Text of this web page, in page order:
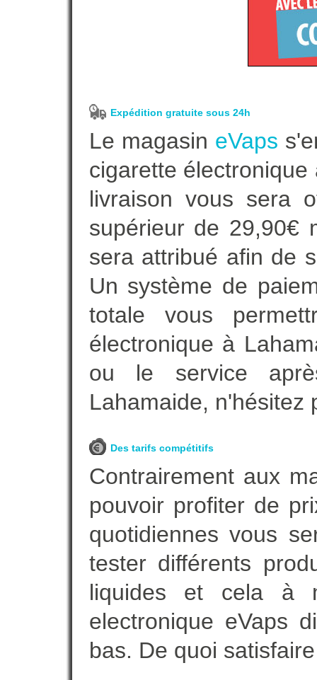
Expédition gratuite sous 24h
Le magasin eVaps
cigarette
livraison vous sera
supérieur de 29,90€
sera attribué afin de
Un système de
totale vous
électronique à
ou le service
Lahamaide, n'hésitez
Des tarifs compétitifs
Contrairement aux
pouvoir profiter de
quotidiennes vous
tester différents
liquides et cela à
electronique eVaps
bas. De quoi